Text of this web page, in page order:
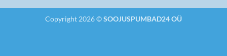
Copyright 2026 ©SOOJUSPUMBAD24 OÜ